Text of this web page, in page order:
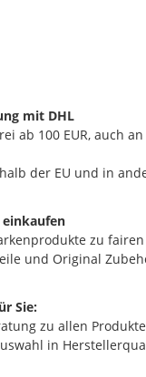
mit DHL
ab 100 EUR, auch
der EU und in
zu fairen
und Original
Sie:
zu allen
in